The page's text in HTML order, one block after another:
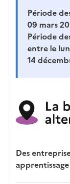
Période
09 mars
Période
entre le
14
Des
apprentissage